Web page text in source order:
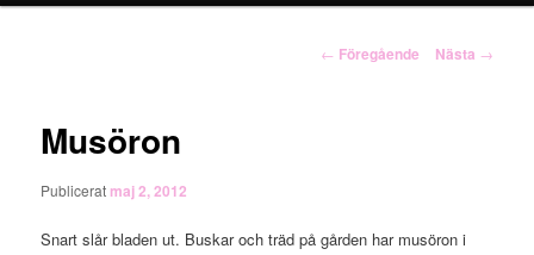
Inläggsnavigering
← Föregående Nästa →
Musöron
Publicerat maj 2, 2012
Snart slår bladen ut. Buskar och träd på gården har musöron i